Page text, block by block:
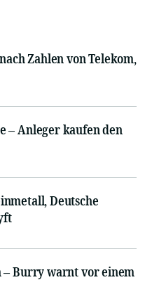
Zahlen von Telekom,
– Anleger kaufen den
Deutsche
– Burry warnt vor einem